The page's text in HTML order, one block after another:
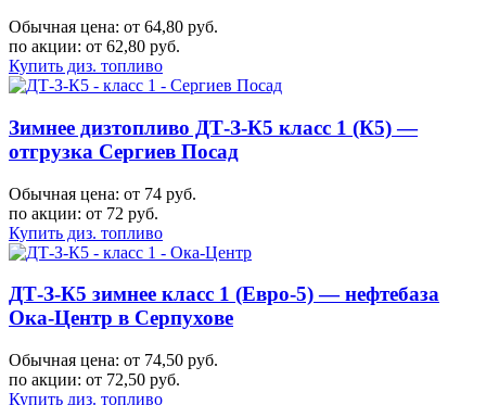
Обычная цена: от 64,80 руб.
по акции: от 62,80 руб.
Купить диз. топливо
Зимнее дизтопливо ДТ-З-К5 класс 1 (К5) —
отгрузка Сергиев Посад
Обычная цена: от 74 руб.
по акции: от 72 руб.
Купить диз. топливо
ДТ-З-К5 зимнее класс 1 (Евро-5) — нефтебаза
Ока-Центр в Серпухове
Обычная цена: от 74,50 руб.
по акции: от 72,50 руб.
Купить диз. топливо